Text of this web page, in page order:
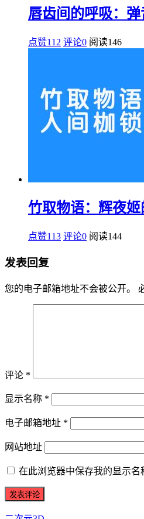
唇齿间的呼吸：
点赞112 评论0 阅读146
竹取物语：辉夜
点赞113 评论0 阅读144
发表回复
您的电子邮箱地址不会被公开。
评论 *
显示名称 *
电子邮箱地址 *
网站地址
在此浏览器中保存我的显示名